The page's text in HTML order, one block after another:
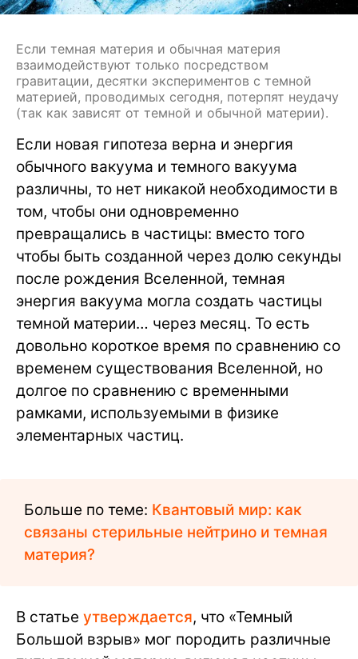
Если темная материя и обычная материя
взаимодействуют только посредством
гравитации, десятки экспериментов с темной
материей, проводимых сегодня, потерпят неудачу
(так как зависят от темной и обычной материи).
Если новая гипотеза верна и энергия
обычного вакуума и темного вакуума
различны, то нет никакой необходимости в
том, чтобы они одновременно
превращались в частицы: вместо того
чтобы быть созданной через долю секунды
после рождения Вселенной, темная
энергия вакуума могла создать частицы
темной материи… через месяц. То есть
довольно короткое время по сравнению со
временем существования Вселенной, но
долгое по сравнению с временными
рамками, используемыми в физике
элементарных частиц.
Больше по теме: Квантовый мир: как
связаны стерильные нейтрино и темная
материя?
В статье утверждается, что «Темный
Большой взрыв» мог породить различные